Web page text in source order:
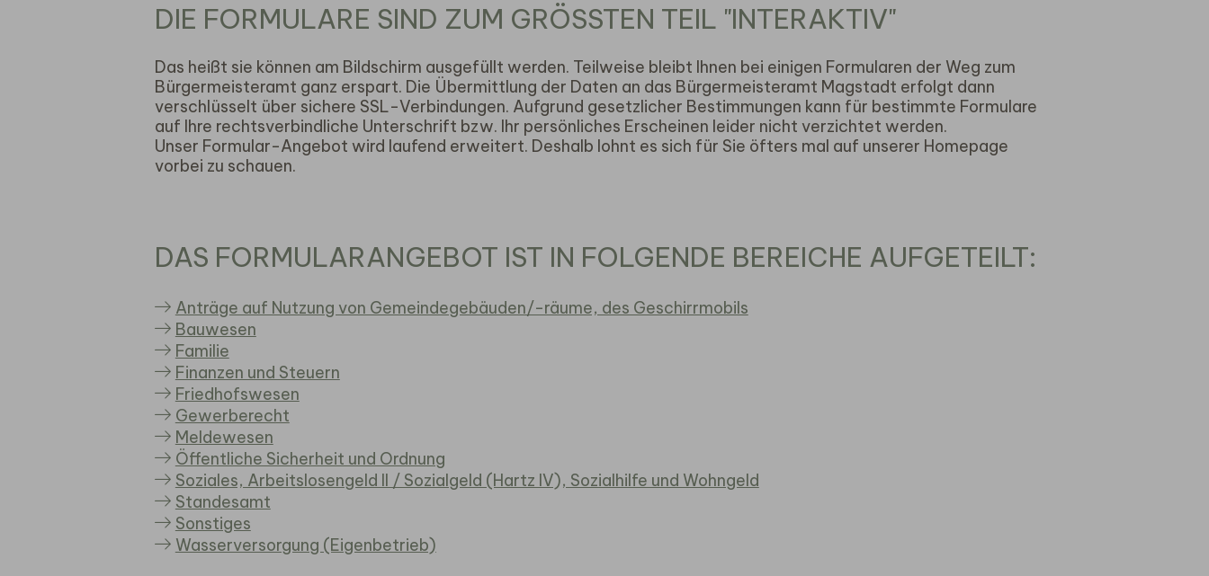
DIE FORMULARE SIND ZUM GRÖSSTEN TEIL "INTERAKTIV"
Das heißt sie können am Bildschirm ausgefüllt werden. Teilweise bleibt Ihnen bei einigen Formularen der Weg zum
Bürgermeisteramt ganz erspart. Die Übermittlung der Daten an das Bürgermeisteramt Magstadt erfolgt dann
verschlüsselt über sichere SSL-Verbindungen. Aufgrund gesetzlicher Bestimmungen kann für bestimmte Formulare
auf Ihre rechtsverbindliche Unterschrift bzw. Ihr persönliches Erscheinen leider nicht verzichtet werden.
Unser Formular-Angebot wird laufend erweitert. Deshalb lohnt es sich für Sie öfters mal auf unserer Homepage
vorbei zu schauen.
DAS FORMULARANGEBOT IST IN FOLGENDE BEREICHE AUFGETEILT:
Anträge auf Nutzung von Gemeindegebäuden/-räume, des Geschirrmobils
Bauwesen
Familie
Finanzen und Steuern
Friedhofswesen
Gewerberecht
Meldewesen
Öffentliche Sicherheit und Ordnung
Soziales, Arbeitslosengeld II / Sozialgeld (Hartz IV), Sozialhilfe und Wohngeld
Standesamt
Sonstiges
Wasserversorgung (Eigenbetrieb)